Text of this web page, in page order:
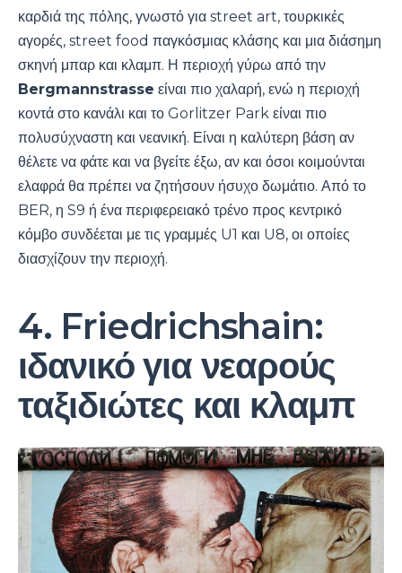
καρδιά της πόλης, γνωστό για street art, τουρκικές
αγορές, street food παγκόσμιας κλάσης και μια διάσημη
σκηνή μπαρ και κλαμπ. Η περιοχή γύρω από την
Bergmannstrasse είναι πιο χαλαρή, ενώ η περιοχή
κοντά στο κανάλι και το Gorlitzer Park είναι πιο
πολυσύχναστη και νεανική. Είναι η καλύτερη βάση αν
θέλετε να φάτε και να βγείτε έξω, αν και όσοι κοιμούνται
ελαφρά θα πρέπει να ζητήσουν ήσυχο δωμάτιο. Από το
BER, η S9 ή ένα περιφερειακό τρένο προς κεντρικό
κόμβο συνδέεται με τις γραμμές U1 και U8, οι οποίες
διασχίζουν την περιοχή.
4. Friedrichshain:
ιδανικό για νεαρούς
ταξιδιώτες και κλαμπ